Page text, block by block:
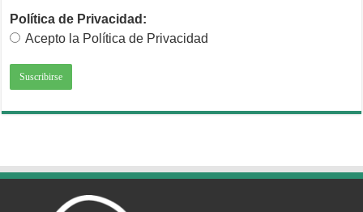
Política de Privacidad:
Acepto la Política de Privacidad